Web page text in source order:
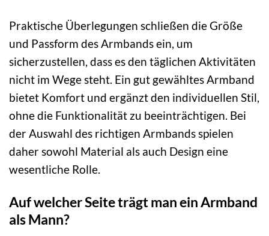
Praktische Überlegungen schließen die Größe
und Passform des Armbands ein, um
sicherzustellen, dass es den täglichen Aktivitäten
nicht im Wege steht. Ein gut gewähltes Armband
bietet Komfort und ergänzt den individuellen Stil,
ohne die Funktionalität zu beeinträchtigen. Bei
der Auswahl des richtigen Armbands spielen
daher sowohl Material als auch Design eine
wesentliche Rolle.
Auf welcher Seite trägt man ein Armband
als Mann?